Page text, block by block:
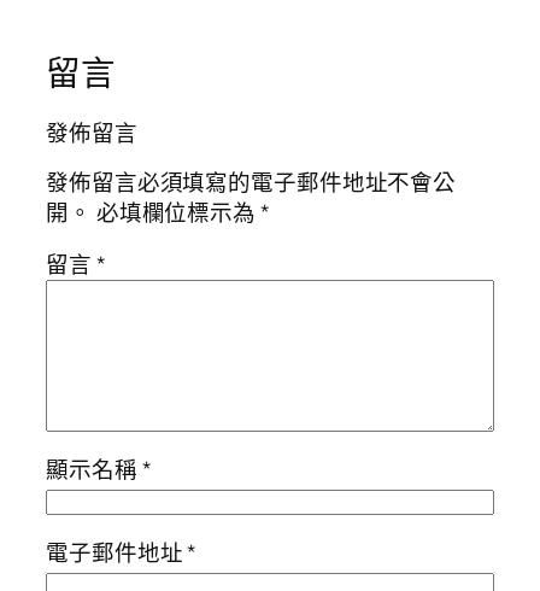
留言
發佈留言
發佈留言必須填寫的電子郵件地址不會公
開。 必填欄位標示為*
留言*
顯示名稱*
電子郵件地址*